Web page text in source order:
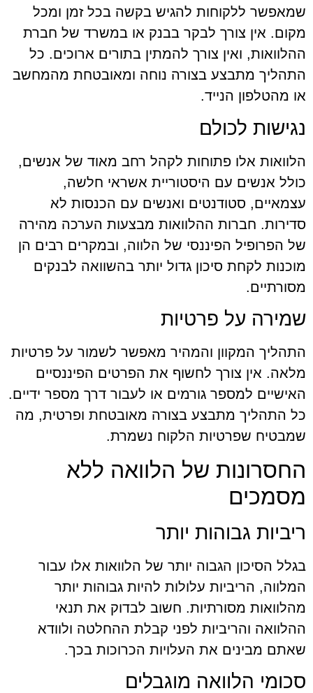
שמאפשר ללקוחות להגיש בקשה בכל זמן ומכל
מקום. אין צורך לבקר בבנק או במשרד של חברת
ההלוואות, ואין צורך להמתין בתורים ארוכים. כל
התהליך מתבצע בצורה נוחה ומאובטחת מהמחשב
או מהטלפון הנייד.
נגישות לכולם
הלוואות אלו פתוחות לקהל רחב מאוד של אנשים,
כולל אנשים עם היסטוריית אשראי חלשה,
עצמאיים, סטודנטים ואנשים עם הכנסות לא
סדירות. חברות ההלוואות מבצעות הערכה מהירה
של הפרופיל הפיננסי של הלווה, ובמקרים רבים הן
מוכנות לקחת סיכון גדול יותר בהשוואה לבנקים
מסורתיים.
שמירה על פרטיות
התהליך המקוון והמהיר מאפשר לשמור על פרטיות
מלאה. אין צורך לחשוף את הפרטים הפיננסיים
האישיים למספר גורמים או לעבור דרך מספר ידיים.
כל התהליך מתבצע בצורה מאובטחת ופרטית, מה
שמבטיח שפרטיות הלקוח נשמרת.
החסרונות של הלוואה ללא
מסמכים
ריביות גבוהות יותר
בגלל הסיכון הגבוה יותר של הלוואות אלו עבור
המלווה, הריביות עלולות להיות גבוהות יותר
מהלוואות מסורתיות. חשוב לבדוק את תנאי
ההלוואה והריביות לפני קבלת ההחלטה ולוודא
שאתם מבינים את העלויות הכרוכות בכך.
סכומי הלוואה מוגבלים